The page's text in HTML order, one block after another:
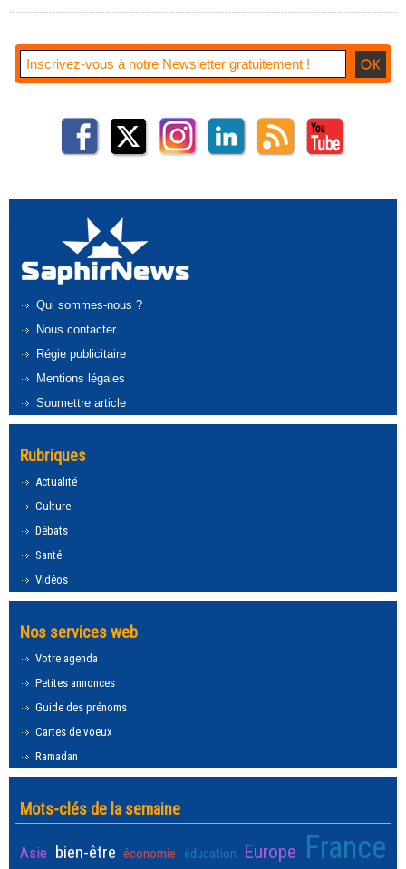
Qui sommes-nous ?
Nous contacter
Régie publicitaire
Mentions légales
Soumettre article
Rubriques
Actualité
Culture
Débats
Santé
Vidéos
Nos services web
Votre agenda
Petites annonces
Guide des prénoms
Cartes de voeux
Ramadan
Mots-clés de la semaine
Asie bien-être économie éducation Europe France